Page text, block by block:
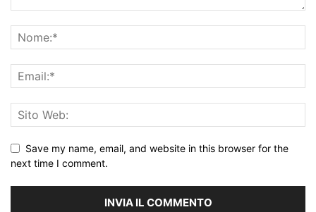
Save my name, email, and website in this browser for the
next time I comment.